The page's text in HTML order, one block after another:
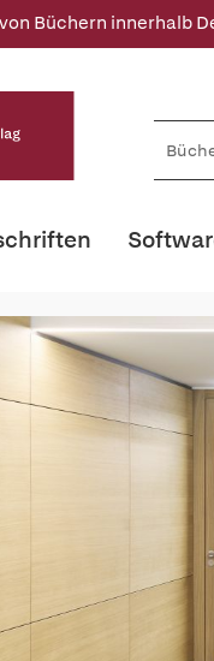
Büchern innerhalb